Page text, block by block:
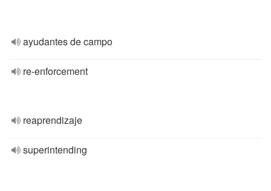
ayudantes de campo
re-enforcement
reaprendizaje
superintending